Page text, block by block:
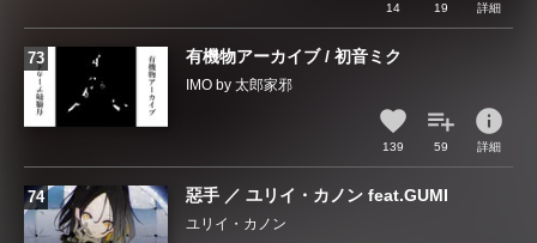
14 19 詳細
有機物アーカイブ / 初音ミク
IMO by 太郎家邪
139 59
info
詳細
惡手 ／ ユリイ・カノン feat.GUMI
ユリイ・カノン